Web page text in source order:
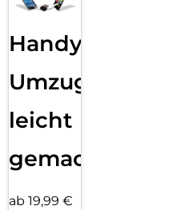
Handy
Umzug
leicht
gemacht!
ab 19,99 €